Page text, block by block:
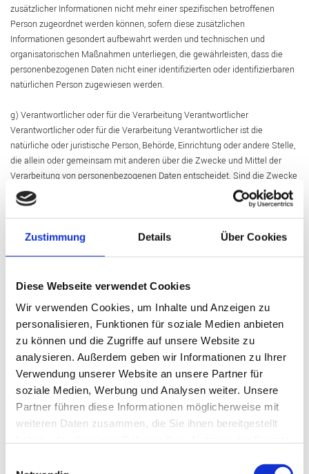
Zustimmung Details Über Cookies
Diese Webseite verwendet Cookies
Wir verwenden Cookies, um Inhalte und Anzeigen zu
personalisieren, Funktionen für soziale Medien anbieten
zu können und die Zugriffe auf unsere Website zu
analysieren. Außerdem geben wir Informationen zu Ihrer
Verwendung unserer Website an unsere Partner für
soziale Medien, Werbung und Analysen weiter. Unsere
Partner führen diese Informationen möglicherweise mit
weiteren Daten zusammen, die Sie ihnen bereitgestellt
zusätzlicher Informationen nicht mehr einer spezifischen betroffenen
Person zugeordnet werden können, sofern diese zusätzlichen
Informationen gesondert aufbewahrt werden und technischen und
organisatorischen Maßnahmen unterliegen, die gewährleisten, dass die
personenbezogenen Daten nicht einer identifizierten oder identifizierbaren
natürlichen Person zugewiesen werden.
g) Verantwortlicher oder für die Verarbeitung Verantwortlicher
Verantwortlicher oder für die Verarbeitung Verantwortlicher ist die
natürliche oder juristische Person, Behörde, Einrichtung oder andere Stelle,
die allein oder gemeinsam mit anderen über die Zwecke und Mittel der
Verarbeitung von personenbezogenen Daten entscheidet. Sind die Zwecke
und Mittel dieser Verarbeitung durch das Unionsrecht oder das Recht der
Mitgliedstaaten vorgegeben, so kann der Verantwortliche beziehungsweise
können die bestimmten Kriterien seiner Benennung nach dem Unionsrecht
oder dem Recht der Mitgliedstaaten vorgesehen werden.
Auftragsverarbeiter ist eine natürliche oder juristische Person, Behörde,
des Verantwortlichen verarbeitet.
i) Empfänger
Empfänger ist eine natürliche oder juristische Person, Behörde, Einrichtung
oder andere Stelle, der personenbezogene Daten offengelegt werden,
unabhängig davon, ob es sich bei ihr um einen Dritten handelt oder nicht.
Behörden, die im Rahmen eines bestimmten Untersuchungsauftrags nach
dem Unionsrecht oder dem Recht der Mitgliedstaaten möglicherweise